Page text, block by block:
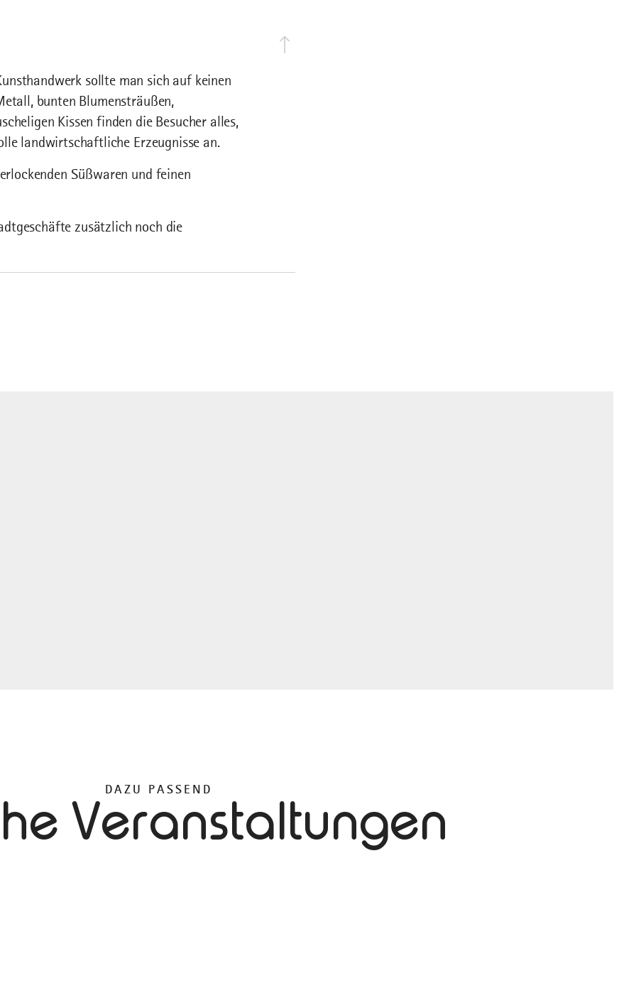
sollte man sich auf keinen
bunten Blumensträußen,
Kissen finden die Besucher alles,
landwirtschaftliche Erzeugnisse an.
Süßwaren und feinen
zusätzlich noch die
DAZU PASSEND
Veranstaltungen